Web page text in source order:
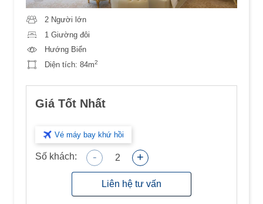
2 Người lớn
1 Giường đôi
Hướng Biển
Diện tích: 84m2
Giá Tốt Nhất
Vé máy bay khứ hồi
Số khách: - 2 +
Liên hệ tư vấn